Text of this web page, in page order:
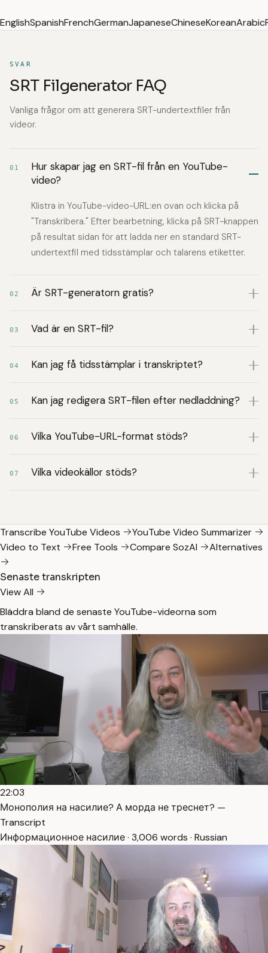
EnglishSpanishFrenchGermanJapaneseChineseKoreanArabic
SVAR
SRT Filgenerator FAQ
Vanliga frågor om att generera SRT-undertextfiler från
videor.
01
Hur skapar jag en SRT-fil från en YouTube-
video?
Klistra in YouTube-video-URL:en ovan och klicka på
"Transkribera." Efter bearbetning, klicka på SRT-knappen
på resultat sidan för att ladda ner en standard SRT-
undertextfil med tidsstämplar och talarens etiketter.
02 Är SRT-generatorn gratis?
03 Vad är en SRT-fil?
04 Kan jag få tidsstämplar i transkriptet?
05 Kan jag redigera SRT-filen efter nedladdning?
06 Vilka YouTube-URL-format stöds?
07 Vilka videokällor stöds?
Transcribe YouTube Videos
YouTube Video Summarizer
Video to Text
Free Tools Compare SozAI Alternatives
Senaste transkripten
View All
Bläddra bland de senaste YouTube-videorna som
transkriberats av vårt samhälle.
22:03
Монополия на насилие? А морда не треснет? —
Transcript
Информационное насилие · 3,006 words · Russian